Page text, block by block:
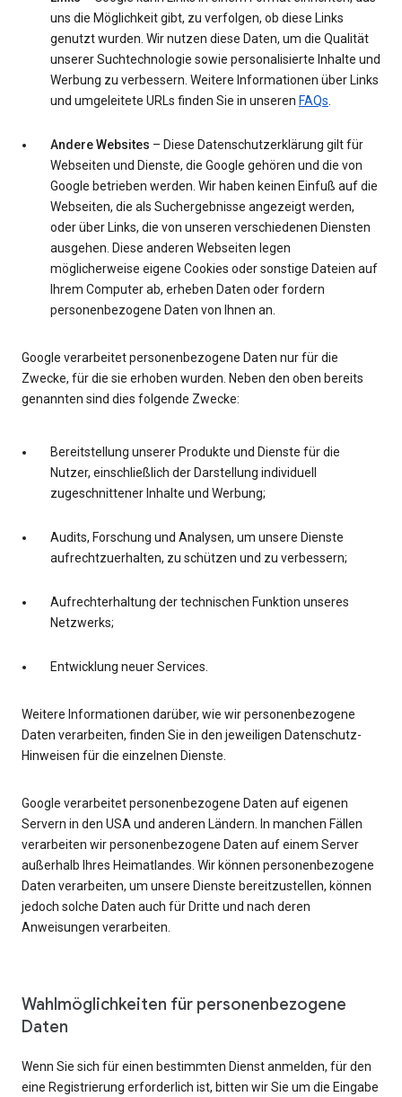
uns die Möglichkeit gibt, zu verfolgen, ob diese Links
genutzt wurden. Wir nutzen diese Daten, um die Qualität
unserer Suchtechnologie sowie personalisierte Inhalte und
Werbung zu verbessern. Weitere Informationen über Links
und umgeleitete URLs finden Sie in unseren FAQs
Andere Websites – Diese Datenschutzerklärung gilt für
Webseiten und Dienste, die Google gehören und die von
Google betrieben werden. Wir haben keinen Einfuß auf die
Webseiten, die als Suchergebnisse angezeigt werden,
oder über Links, die von unseren verschiedenen Diensten
ausgehen. Diese anderen Webseiten legen
möglicherweise eigene Cookies oder sonstige Dateien auf
Ihrem Computer ab, erheben Daten oder fordern
personenbezogene Daten von Ihnen an.
Google verarbeitet personenbezogene Daten nur für die
Zwecke, für die sie erhoben wurden. Neben den oben bereits
genannten sind dies folgende Zwecke:
Bereitstellung unserer Produkte und Dienste für die
Nutzer, einschließlich der Darstellung individuell
zugeschnittener Inhalte und Werbung;
Audits, Forschung und Analysen, um unsere Dienste
aufrechtzuerhalten, zu schützen und zu verbessern;
Aufrechterhaltung der technischen Funktion unseres
Netzwerks;
Entwicklung neuer Services.
Weitere Informationen darüber, wie wir personenbezogene
Daten verarbeiten, finden Sie in den jeweiligen Datenschutz-
Hinweisen für die einzelnen Dienste.
Google verarbeitet personenbezogene Daten auf eigenen
Servern in den USA und anderen Ländern. In manchen Fällen
verarbeiten wir personenbezogene Daten auf einem Server
außerhalb Ihres Heimatlandes. Wir können personenbezogene
Daten verarbeiten, um unsere Dienste bereitzustellen, können
jedoch solche Daten auch für Dritte und nach deren
Anweisungen verarbeiten.
Wahlmöglichkeiten für personenbezogene
Daten
Wenn Sie sich für einen bestimmten Dienst anmelden, für den
eine Registrierung erforderlich ist, bitten wir Sie um die Eingabe